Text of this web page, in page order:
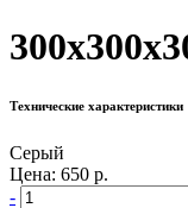
Технические характеристики
Серый
Цена: 650 р.
-